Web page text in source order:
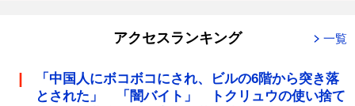
アクセスランキング 一覧
「中国人にボコボコにされ、ビルの6階から突き落
とされた」 「闇バイト」 トクリュウの使い捨て